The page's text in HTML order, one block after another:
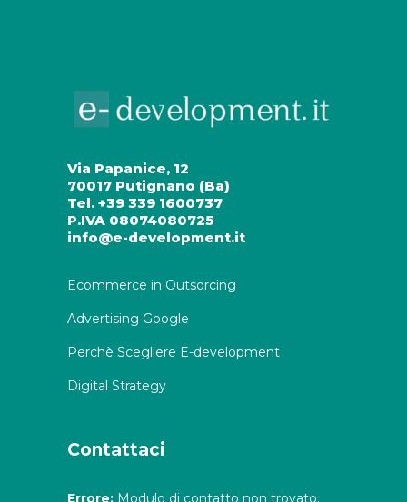
Via Papanice, 12
70017 Putignano (Ba)
Tel. +39 339 1600737
P.IVA 08074080725
info@e-development.it
Ecommerce in Outsorcing
Advertising Google
Perchè Scegliere E-development
Digital Strategy
Contattaci